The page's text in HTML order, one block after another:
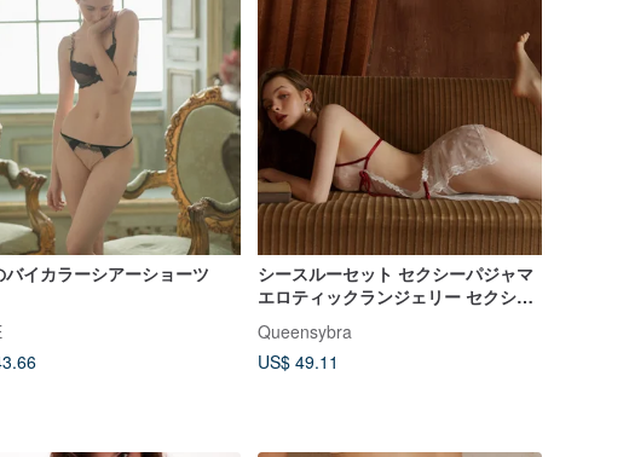
バイカラーシアーショーツ
シースルーセット セクシーパジャマ
エロティックランジェリー セクシー
ジャマ セクシーパジャマ サテンパジ
ャマ
Queensybra
US$ 49.11